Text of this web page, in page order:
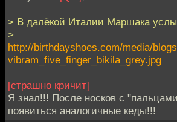
> В далёкой Италии Маршака
>
http://birthdayshoes.com/media/
vibram_five_finger_bikila_grey.jpg
[страшно кричит]
Я знал!!! После носков с
появиться аналогичные кеды!!!